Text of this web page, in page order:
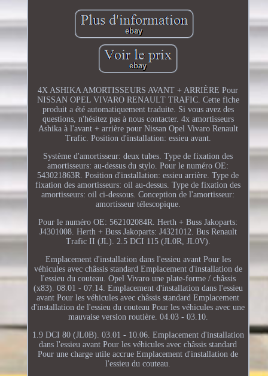
4X ASHIKA AMORTISSEURS AVANT + ARRIÈRE Pour
NISSAN OPEL VIVARO RENAULT TRAFIC. Cette fiche
produit a été automatiquement traduite. Si vous avez des
questions, n'hésitez pas à nous contacter. 4x amortisseurs
Ashika à l'avant + arrière pour Nissan Opel Vivaro Renault
Trafic. Position d'installation: essieu avant.
Système d'amortisseur: deux tubes. Type de fixation des
amortisseurs: au-dessus du stylo. Pour le numéro OE:
543021863R. Position d'installation: essieu arrière. Type de
fixation des amortisseurs: oil au-dessus. Type de fixation des
amortisseurs: oil ci-dessous. Conception de l'amortisseur:
amortisseur télescopique.
Pour le numéro OE: 562102084R. Herth + Buss Jakoparts:
J4301008. Herth + Buss Jakoparts: J4321012. Bus Renault
Trafic II (JL). 2.5 DCI 115 (JL0R, JL0V).
Emplacement d'installation dans l'essieu avant Pour les
véhicules avec châssis standard Emplacement d'installation de
l'essieu du couteau. Opel Vivaro une plate-forme / châssis
(x83). 08.01 - 07.14. Emplacement d'installation dans l'essieu
avant Pour les véhicules avec châssis standard Emplacement
d'installation de l'essieu du couteau Pour les véhicules avec une
mauvaise version routière. 04.03 - 03.10.
1.9 DCI 80 (JL0B). 03.01 - 10.06. Emplacement d'installation
dans l'essieu avant Pour les véhicules avec châssis standard
Pour une charge utile accrue Emplacement d'installation de
l'essieu du couteau.